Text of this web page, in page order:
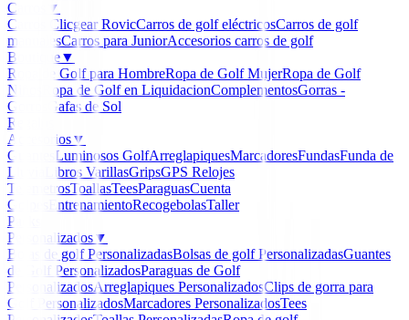
Carros
▼
Carros Clicgear RovicCarros de golf eléctricosCarros de golf
manualesCarros para JuniorAccesorios carros de golf
Boutique▼
Ropa de Golf para HombreRopa de Golf MujerRopa de Golf
Niños
Ropa de Golf en LiquidacionComplementosGorras -
Gorros
Gafas de Sol
Regalos
Accesorios▼
Guantes
Luminosos GolfArreglapiquesMarcadoresFundasFunda de
Lluvia
Libros VarillasGripsGPS Relojes
TelemetrosToallasTeesParaguasCuenta
Golpes
EntrenamientoRecogebolasTaller
Packs
Personalizados▼
Bolas de golf PersonalizadasBolsas de golf PersonalizadasGuantes
de Golf PersonalizadosParaguas de Golf
PersonalizadosArreglapiques PersonalizadosClips de gorra para
Golf PersonalizadosMarcadores PersonalizadosTees